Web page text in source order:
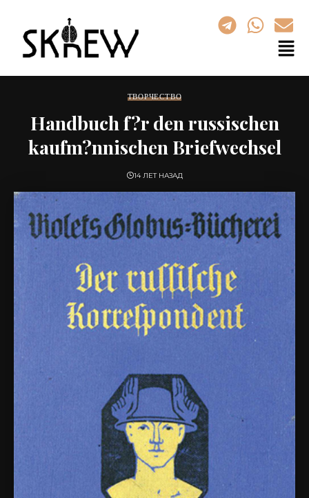
ТВОРЧЕСТВО
Handbuch f?r den russischen
kaufm?nnischen Briefwechsel
14 ЛЕТ НАЗАД